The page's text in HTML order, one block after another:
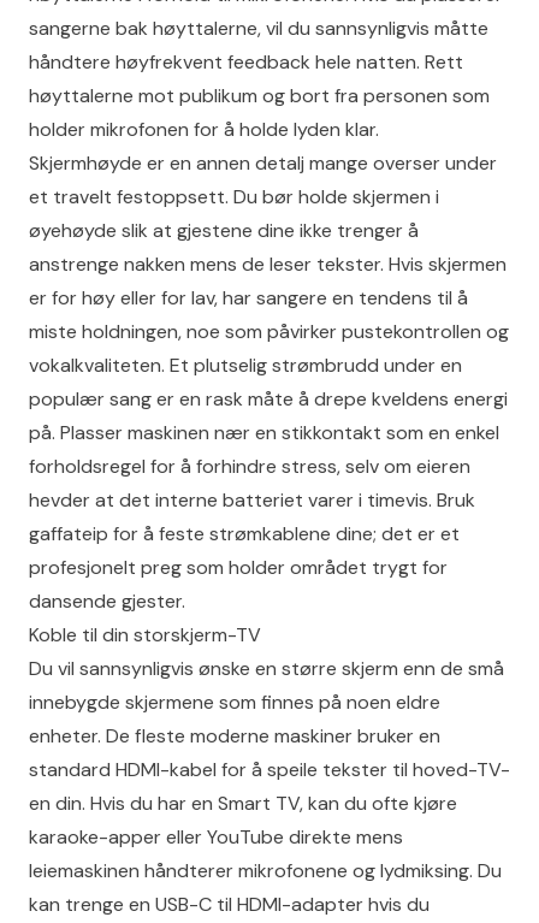
sangerne bak høyttalerne, vil du sannsynligvis måtte
håndtere høyfrekvent feedback hele natten. Rett
høyttalerne mot publikum og bort fra personen som
holder mikrofonen for å holde lyden klar.
Skjermhøyde er en annen detalj mange overser under
et travelt festoppsett. Du bør holde skjermen i
øyehøyde slik at gjestene dine ikke trenger å
anstrenge nakken mens de leser tekster. Hvis skjermen
er for høy eller for lav, har sangere en tendens til å
miste holdningen, noe som påvirker pustekontrollen og
vokalkvaliteten. Et plutselig strømbrudd under en
populær sang er en rask måte å drepe kveldens energi
på. Plasser maskinen nær en stikkontakt som en enkel
forholdsregel for å forhindre stress, selv om eieren
hevder at det interne batteriet varer i timevis. Bruk
gaffateip for å feste strømkablene dine; det er et
profesjonelt preg som holder området trygt for
dansende gjester.
Koble til din storskjerm-TV
Du vil sannsynligvis ønske en større skjerm enn de små
innebygde skjermene som finnes på noen eldre
enheter. De fleste moderne maskiner bruker en
standard HDMI-kabel for å speile tekster til hoved-TV-
en din. Hvis du har en Smart TV, kan du ofte kjøre
karaoke-apper eller YouTube direkte mens
leiemaskinen håndterer mikrofonene og lydmiksing. Du
kan trenge en USB-C til HDMI-adapter hvis du